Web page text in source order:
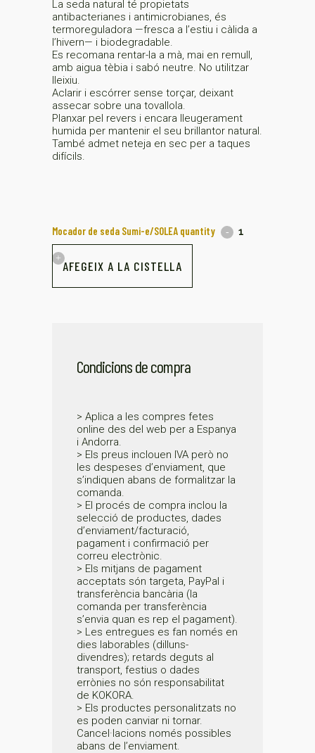
La seda natural té propietats
antibacterianes i antimicrobianes, és
termoreguladora —fresca a l’estiu i càlida a
l’hivern— i biodegradable.
Es recomana rentar-la a mà, mai en remull,
amb aigua tèbia i sabó neutre. No utilitzar
lleixiu.
Aclarir i escórrer sense torçar, deixant
assecar sobre una tovallola.
Planxar pel revers i encara lleugerament
humida per mantenir el seu brillantor natural.
També admet neteja en sec per a taques
difícils.
Mocador de seda Sumi-e/SOLEA quantity
AFEGEIX A LA CISTELLA
Condicions de compra
> Aplica a les compres fetes
online des del web per a Espanya
i Andorra.
> Els preus inclouen IVA però no
les despeses d’enviament, que
s’indiquen abans de formalitzar la
comanda.
> El procés de compra inclou la
selecció de productes, dades
d’enviament/facturació,
pagament i confirmació per
correu electrònic.
> Els mitjans de pagament
acceptats són targeta, PayPal i
transferència bancària (la
comanda per transferència
s’envia quan es rep el pagament).
> Les entregues es fan només en
dies laborables (dilluns-
divendres); retards deguts al
transport, festius o dades
errònies no són responsabilitat
de KOKORA.
> Els productes personalitzats no
es poden canviar ni tornar.
Cancel·lacions només possibles
abans de l’enviament.